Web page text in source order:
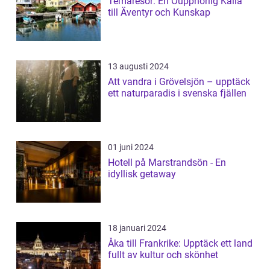
till Äventyr och Kunskap
13 augusti 2024
Att vandra i Grövelsjön – upptäck
ett naturparadis i svenska fjällen
01 juni 2024
Hotell på Marstrandsön - En
idyllisk getaway
18 januari 2024
Åka till Frankrike: Upptäck ett land
fullt av kultur och skönhet